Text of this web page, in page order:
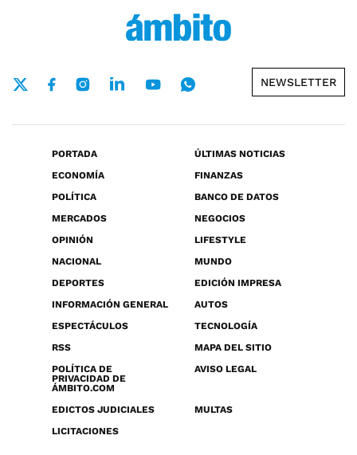
NEWSLETTER
PORTADA
ÚLTIMAS NOTICIAS
ECONOMÍA
FINANZAS
POLÍTICA
BANCO DE DATOS
MERCADOS
NEGOCIOS
OPINIÓN
LIFESTYLE
NACIONAL
MUNDO
DEPORTES
EDICIÓN IMPRESA
INFORMACIÓN GENERAL
AUTOS
ESPECTÁCULOS
TECNOLOGÍA
RSS
MAPA DEL SITIO
POLÍTICA DE
PRIVACIDAD DE
ÁMBITO.COM
AVISO LEGAL
EDICTOS JUDICIALES
MULTAS
LICITACIONES